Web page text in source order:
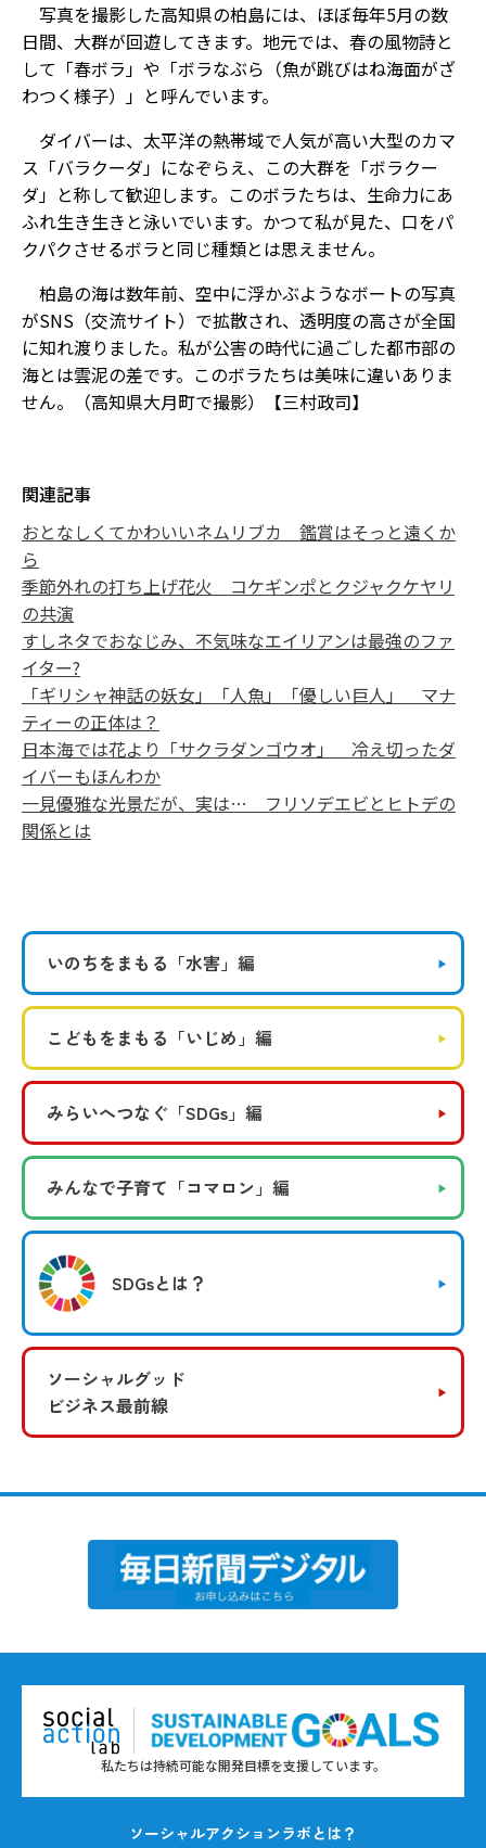
写真を撮影した高知県の柏島には、ほぼ毎年5月の数
日間、大群が回遊してきます。地元では、春の風物詩と
して「春ボラ」や「ボラなぶら（魚が跳びはね海面がざ
わつく様子）」と呼んでいます。
ダイバーは、太平洋の熱帯域で人気が高い大型のカマ
ス「バラクーダ」になぞらえ、この大群を「ボラクー
ダ」と称して歓迎します。このボラたちは、生命力にあ
ふれ生き生きと泳いでいます。かつて私が見た、口をパ
クパクさせるボラと同じ種類とは思えません。
柏島の海は数年前、空中に浮かぶようなボートの写真
がSNS（交流サイト）で拡散され、透明度の高さが全国
に知れ渡りました。私が公害の時代に過ごした都市部の
海とは雲泥の差です。このボラたちは美味に違いありま
せん。（高知県大月町で撮影）【三村政司】
関連記事
おとなしくてかわいいネムリブカ 鑑賞はそっと遠くか
ら
季節外れの打ち上げ花火 コケギンポとクジャクケヤリ
の共演
すしネタでおなじみ、不気味なエイリアンは最強のファ
イター?
「ギリシャ神話の妖女」「人魚」「優しい巨人」 マナ
ティーの正体は？
日本海では花より「サクラダンゴウオ」 冷え切ったダ
イバーもほんわか
一見優雅な光景だが、実は… フリソデエビとヒトデの
関係とは
いのちをまもる 「水害」編
こどもをまもる 「いじめ」編
みらいへつなぐ 「SDGs」編
みんなで子育て 「コマロン」編
SDGsとは？
ソーシャルグッド
ビジネス最前線
私たちは持続可能な開発目標を支援しています。
ソーシャルアクションラボとは？